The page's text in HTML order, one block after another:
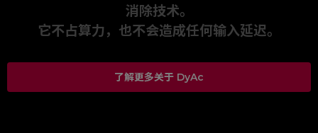
消除技术。
它不占算力，也不会造成任何输入延迟。
了解更多关于 DyAc